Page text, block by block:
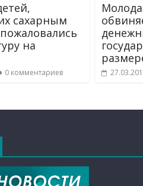
сахарным
на
0 комментариев